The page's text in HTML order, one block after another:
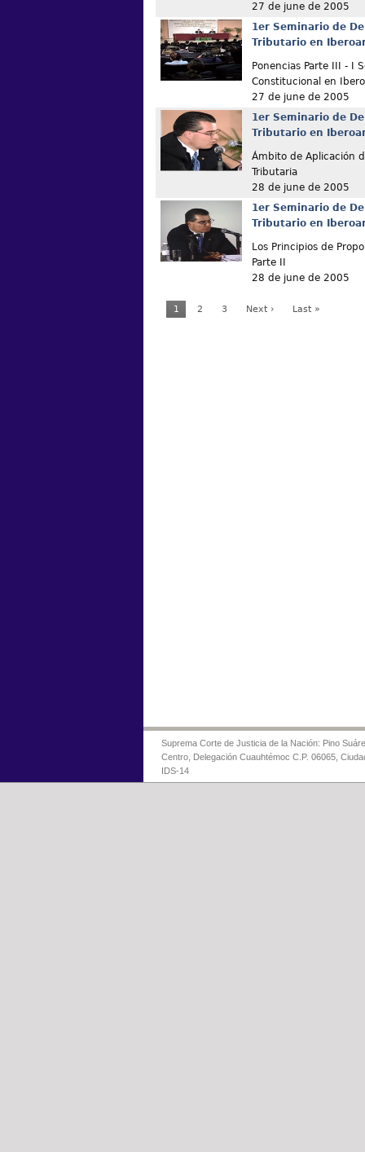
27 de june de 2005
1er Seminario de
Tributario en
Ponencias Parte III - I
Constitucional en
27 de june de 2005
1er Seminario de
Tributario en
Ámbito de Aplicación
Tributaria
28 de june de 2005
1er Seminario de
Tributario en
Los Principios de
Parte II
28 de june de 2005
1 2 3 Next › Last »
Suprema Corte de Justicia de la Nación: Pino
Centro, Delegación Cuauhtémoc C.P. 06065,
IDS-14